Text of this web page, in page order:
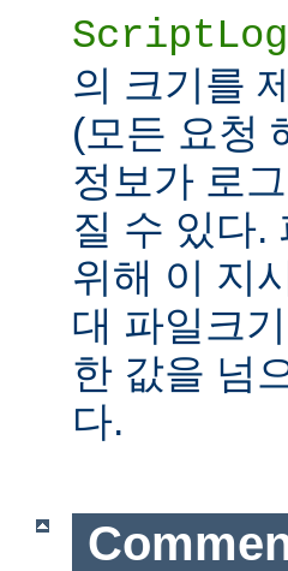
의 크기를
(모든 요청
정보가 로
질 수 있다.
위해 이 지
대 파일크
한 값을 넘
다.